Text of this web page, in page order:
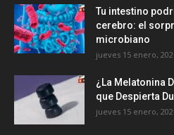
Tu intestino
cerebro: el
microbiano
jueves 15 enero,
¿La Melatonina
que Despierta
jueves 15 enero,